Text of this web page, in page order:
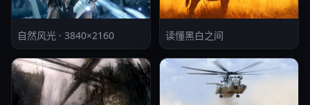
自然风光 · 3840×2160 读懂黑白之间